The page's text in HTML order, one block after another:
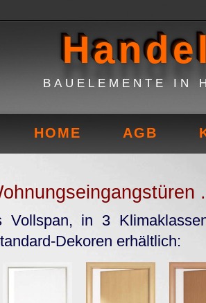
BAUELEMENTE IN
HOME AGB
Vollspan, in 3
Dekoren erhältlich: